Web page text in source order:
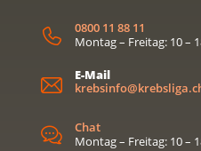
0800 11 88 11
Montag – Freitag: 10 –
E-Mail
Chat
Montag – Freitag: 10 –